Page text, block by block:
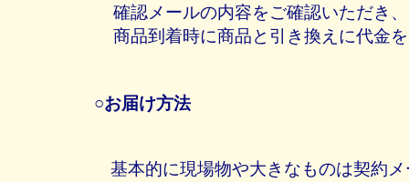
確認メールの内容をご確認いただき
商品到着時に商品と引き換えに代金
○お届け方法
基本的に現場物や大きなものは契約